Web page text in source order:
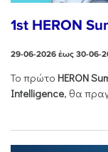
1st HERON
29-06-2026 έως 30-06-
Το πρώτο HERON
Intelligence, θα